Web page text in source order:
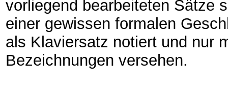
vorliegend bearbeiteten Sätze
einer gewissen formalen
als Klaviersatz notiert und nur
Bezeichnungen versehen.